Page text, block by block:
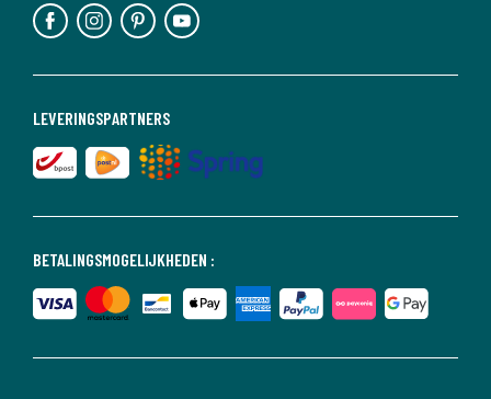
BETALINGSMOGELIJKHEDEN :
LEVERINGSPARTNERS